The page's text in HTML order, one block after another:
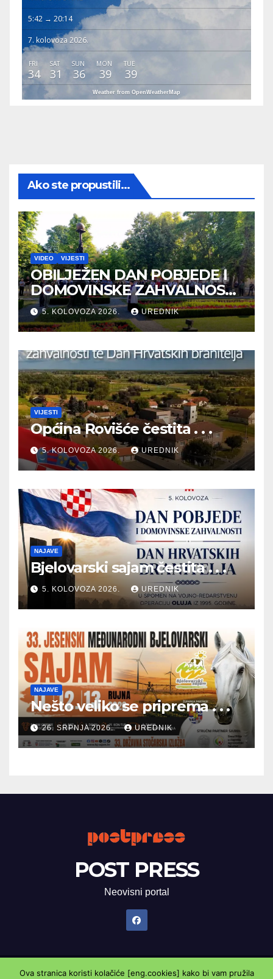
5:42 → 20:14
7. kolovoza 2026.
FRI
34
SAT
31
SUN
36
MON
39
TUE
39
Weather from OpenWeatherMap
Ako ste propustili...
VIDEO VIJESTI
OBILJEŽEN DAN POBJEDE I
DOMOVINSKE ZAHVALNOSTI
TE DAN HRVATSKIH
BRANITELJA
5. KOLOVOZA 2026. UREDNIK
VIJESTI
Općina Rovišće čestita . . .
5. KOLOVOZA 2026. UREDNIK
NAJAVE
Bjelovarski sajam čestita . . .
5. KOLOVOZA 2026. UREDNIK
NAJAVE
Nešto veliko se priprema . . .
26. SRPNJA 2026. UREDNIK
POST PRESS
Neovisni portal
Ova stranica koristi kolačiće [eng.cookies] kako bi vam pružila